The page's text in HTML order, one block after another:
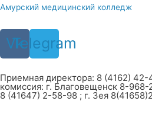
Перейти
содержимому
Амурский медицинский колледж
Vk
Telegram
Приемная директора: 8 (4162)
комиссия: г. Благовещенск 8-
8 (41647) 2-58-98 ; г. Зея